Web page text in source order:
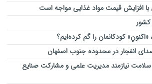
با افزایش قیمت مواد غذایی مواجه است
کودکانمان را گم کرده‌ایم؟
انفجار در محدوده جنوب اصفهان
نیازمند مدیریت علمی و مشارکت صنایع